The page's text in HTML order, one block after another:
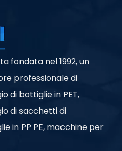
fondata nel 1992, un
professionale di
di bottiglie in PET,
di sacchetti di
in PP PE, macchine per